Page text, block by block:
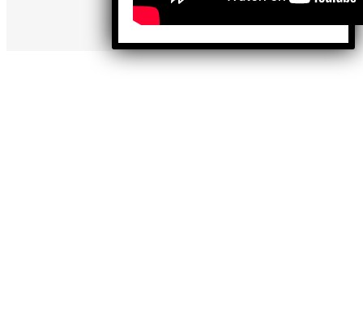
contenidos.